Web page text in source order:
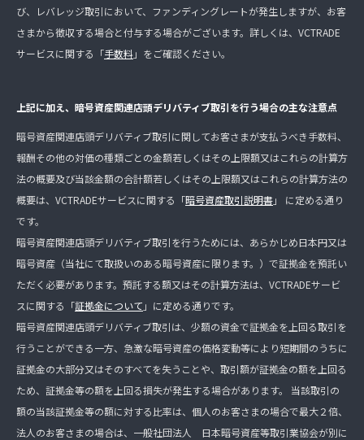
び、レバレッジ取引において、ファンディングレートが発生しますが、お客
さまから徴収する場合と付与する場合がございます。詳しくは、VCTRADE
サービスに関する「手数料」をご確認ください。
上記に加え、暗号資産関連店頭デリバティブ取引を行う場合の主な注意点
暗号資産関連店頭デリバティブ取引に関してお客さまが支払うべき手数料、
報酬その他の対価の種類ごとの金額若しくはその上限額又はこれらの計算方
法の概要及び当該金額の合計額若しくはその上限額又はこれらの計算方法の
概要は、VCTRADEサービスに関する「暗号資産取引説明書」 に定める通り
です。
暗号資産関連店頭デリバティブ取引を行うためには、あらかじめ日本円又は
暗号資産（当社にて取扱いのある暗号資産に限ります。）で証拠金を預託い
ただく必要があります。預託する額又はその計算方法は、VCTRADEサービ
スに関する「証拠金について 」に定める通りです。
暗号資産関連店頭デリバティブ取引は、少額の資金で証拠金を上回る取引を
行うことができる一方、急激な暗号資産の価格変動等により短期間のうちに
証拠金の大部分又はそのすべてを失うことや、取引額が証拠金の額を上回る
ため、証拠金等の額を上回る損失が発生する場合があります。 当該取引の
額の当該証拠金等の額に対する比率は、個人のお客さまの場合で最大２倍、
法人のお客さまの場合は、一般社団法人 日本暗号資産等取引業協会が別に